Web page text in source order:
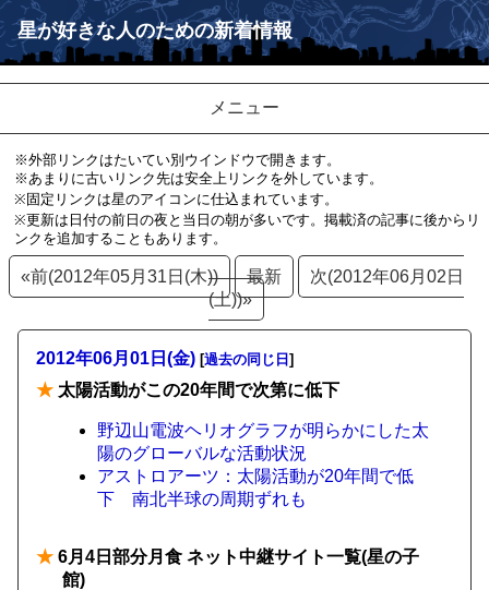
星が好きな人のための新着情報
メニュー
※外部リンクはたいてい別ウインドウで開きます。
※あまりに古いリンク先は安全上リンクを外しています。
※固定リンクは星のアイコンに仕込まれています。
※更新は日付の前日の夜と当日の朝が多いです。掲載済の記事に後からリ
ンクを追加することもあります。
«前(2012年05月31日(木)) 最新
次(2012年06月02日
(土))»
2012年06月01日(金) [過去の同じ日 ]
★ 太陽活動がこの20年間で次第に低下
野辺山電波ヘリオグラフが明らかにした太
陽のグローバルな活動状況
アストロアーツ：太陽活動が20年間で低
下 南北半球の周期ずれも
★ 6月4日部分月食 ネット中継サイト一覧(星の子
館)